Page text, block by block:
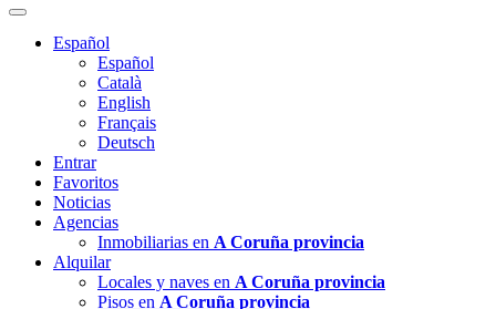
Español
Español
Català
English
Français
Deutsch
Entrar
Favoritos
Noticias
Agencias
Inmobiliarias en A Coruña provincia
Alquilar
Locales y naves en A Coruña provincia
Pisos en A Coruña provincia